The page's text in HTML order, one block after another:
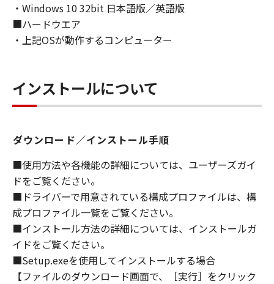
４．所有権
「本ソフトウェア」に係る権原および所有権
は、その内容によりキヤノンまたはキヤノンの
５．輸出
お客様は、日本国政府または関連する外国政府
接に輸出してはなりません。
６．サポートおよびアップデート
キヤノン、キヤノンの子会社、関係会社、それ
らの販売代理店および販売店、並びにキヤノン
のライセンサーは、お客様による「本ソフトウ
ェア」の使用を支援すること、および「本ソフ
トウェア」に対してアップデート、バグの修正
あるいはサポートを行うことについて、いかな
る責任も負うものではありません。
・Windows 10 32bit 日本語版／英語版
■ハードウエア
・上記OSが動作するコンピューター
インストールについて
ダウンロード／インストール手順
■使用方法や各機能の詳細については、ユーザーズガイ
ドをご覧ください。
■ドライバーで用意されている構成プロファイルは、構
成プロファイル一覧をご覧ください。
■インストール方法の詳細については、インストールガ
イドをご覧ください。
■Setup.exeを使用してインストールする場合
【ファイルのダウンロード画面で、［実行］をクリック